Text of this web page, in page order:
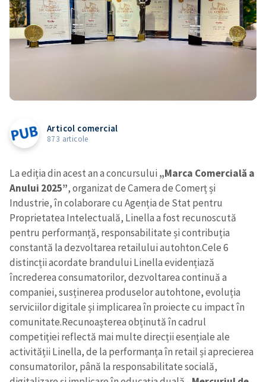
Articol comercial
873 articole
La ediția din acest an a concursului„Marca Comercială a
Anului 2025”, organizat de Camera de Comerț și
Industrie, în colaborare cu Agenția de Stat pentru
Proprietatea Intelectuală, Linella a fost recunoscută
pentru performanță, responsabilitate și contribuția
constantă la dezvoltarea retailului autohton.Cele 6
distincții acordate brandului Linella evidențiază
încrederea consumatorilor, dezvoltarea continuă a
companiei, susținerea produselor autohtone, evoluția
serviciilor digitale și implicarea în proiecte cu impact în
comunitate.Recunoașterea obținută în cadrul
competiției reflectă mai multe direcții esențiale ale
activității Linella, de la performanța în retail și aprecierea
consumatorilor, până la responsabilitate socială,